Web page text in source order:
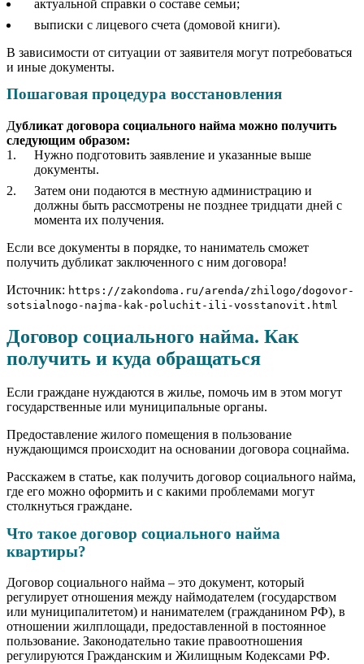
актуальной справки о составе семьи;
выписки с лицевого счета (домовой книги).
В зависимости от ситуации от заявителя могут потребоваться
и иные документы.
Пошаговая процедура восстановления
Дубликат договора социального найма можно получить
следующим образом:
Нужно подготовить заявление и указанные выше
документы.
Затем они подаются в местную администрацию и
должны быть рассмотрены не позднее тридцати дней с
момента их получения.
Если все документы в порядке, то наниматель сможет
получить дубликат заключенного с ним договора!
Источник: https://zakondoma.ru/arenda/zhilogo/dogovor-
sotsialnogo-najma-kak-poluchit-ili-vosstanovit.html
Договор социального найма. Как
получить и куда обращаться
Если граждане нуждаются в жилье, помочь им в этом могут
государственные или муниципальные органы.
Предоставление жилого помещения в пользование
нуждающимся происходит на основании договора соцнайма.
Расскажем в статье, как получить договор социального найма,
где его можно оформить и с какими проблемами могут
столкнуться граждане.
Что такое договор социального найма
квартиры?
Договор социального найма – это документ, который
регулирует отношения между наймодателем (государством
или муниципалитетом) и нанимателем (гражданином РФ), в
отношении жилплощади, предоставленной в постоянное
пользование. Законодательно такие правоотношения
регулируются Гражданским и Жилищным Кодексами РФ.